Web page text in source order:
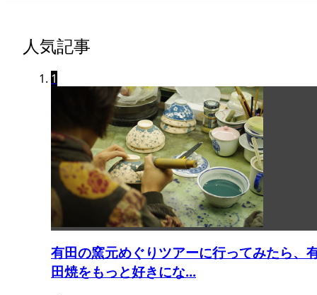
人気記事
1
有田の窯元めぐりツアーに行ってみたら、
田焼をもっと好きにな...